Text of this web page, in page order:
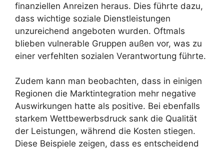
finanziellen Anreizen heraus. Dies führte dazu,
dass wichtige soziale Dienstleistungen
unzureichend angeboten wurden. Oftmals
blieben vulnerable Gruppen außen vor, was zu
einer verfehlten sozialen Verantwortung führte.
Zudem kann man beobachten, dass in einigen
Regionen die Marktintegration mehr negative
Auswirkungen hatte als positive. Bei ebenfalls
starkem Wettbewerbsdruck sank die Qualität
der Leistungen, während die Kosten stiegen.
Diese Beispiele zeigen, dass es entscheidend